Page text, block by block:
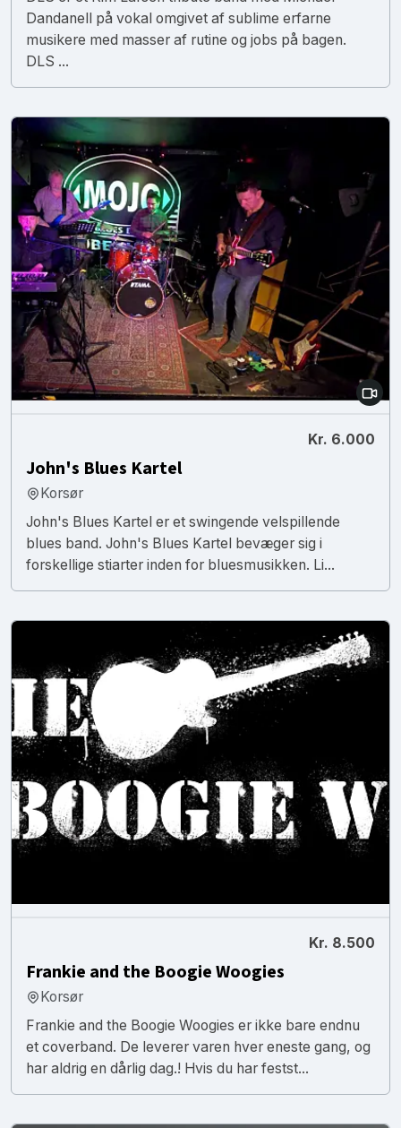
Dandanell på vokal omgivet af sublime erfarne
musikere med masser af rutine og jobs på bagen.
DLS ...
Kr. 6.000
John's Blues Kartel
Korsør
John's Blues Kartel er et swingende velspillende
blues band. John's Blues Kartel bevæger sig i
forskellige stiarter inden for bluesmusikken. Li...
Kr. 8.500
Frankie and the Boogie Woogies
Korsør
Frankie and the Boogie Woogies er ikke bare endnu
et coverband. De leverer varen hver eneste gang, og
har aldrig en dårlig dag.! Hvis du har festst...